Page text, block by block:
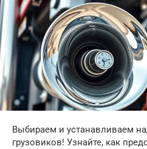
Выбираем и устанавливаем
грузовиков! Узнайте, как